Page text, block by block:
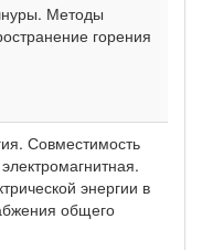
Методы
горения
Совместимость
энергии в
общего